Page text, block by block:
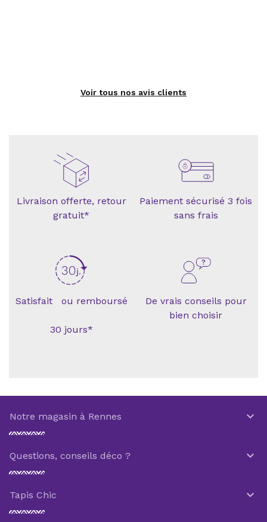
Voir tous nos avis clients
Livraison offerte, retour
gratuit*
Paiement sécurisé 3 fois
sans frais
Satisfait ou remboursé
30 jours*
De vrais conseils pour
bien choisir
Notre magasin à Rennes 
Questions, conseils déco ? 
Tapis Chic 